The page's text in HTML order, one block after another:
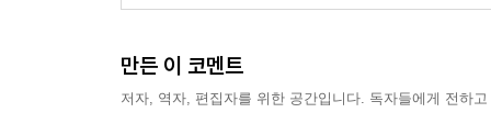
만든 이 코멘트
저자, 역자, 편집자를 위한 공간입니다. 독자들에게 전하